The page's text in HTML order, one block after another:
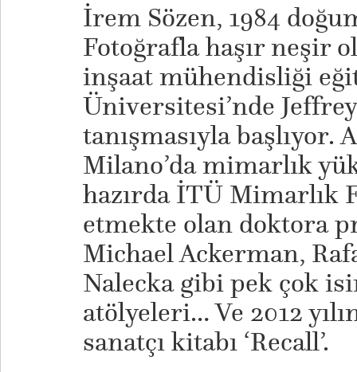
İrem Sözen, 1984
Fotoğrafla haşır neşir
inşaat mühendisliği
Üniversitesi’nde
tanışmasıyla başlıyor.
Milano’da mimarlık
hazırda İTÜ Mimarlık
etmekte olan doktora
Michael Ackerman,
Nalecka gibi pek çok
atölyeleri… Ve 2012
sanatçı kitabı ‘Recall’.